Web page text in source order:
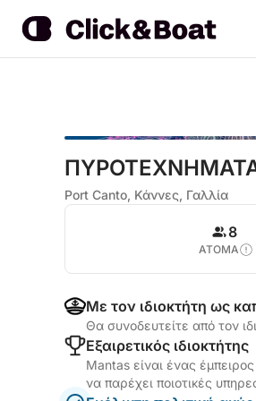
ΠΥΡΟΤΕΧΝΗΜΑΤΑ
Port Canto, Κάννες, Γαλλία
8
ΑΤΟΜΑ
Με τον ιδιοκτήτη ως
Θα συνοδευτείτε από τον
Εξαιρετικός ιδιοκτήτης
Mantas είναι ένας
να παρέχει ποιοτικές